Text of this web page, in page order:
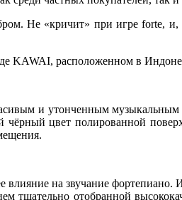
Не «кричит» при игре forte,
KAWAI, расположенном в
и утонченным музыкальным
чёрный цвет полированной
влияние на звучание
тщательно отобранной